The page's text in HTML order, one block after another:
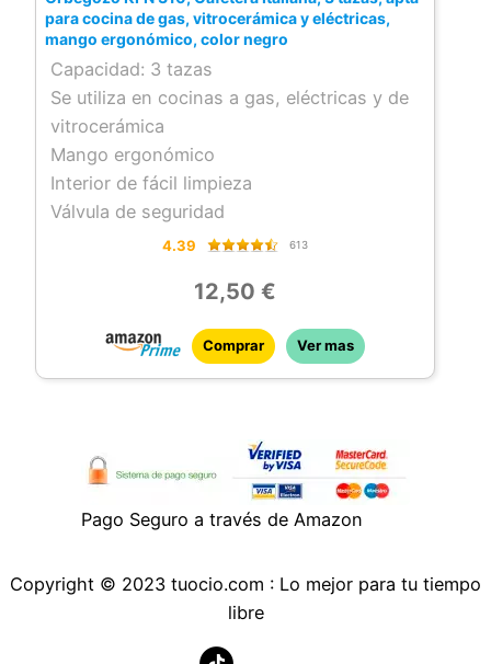
para cocina de gas, vitrocerámica y eléctricas,
mango ergonómico, color negro
Capacidad: 3 tazas
Se utiliza en cocinas a gas, eléctricas y de
vitrocerámica
Mango ergonómico
Interior de fácil limpieza
Válvula de seguridad
4.39 613
12,50 €
Comprar Ver mas
Pago Seguro a través de Amazon
Copyright © 2023 tuocio.com : Lo mejor para tu tiempo
libre